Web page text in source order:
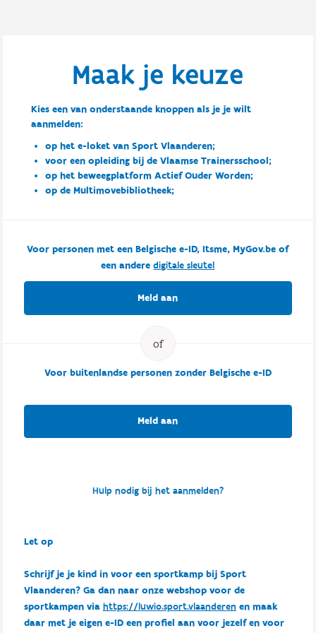
Maak je keuze
Kies een van onderstaande knoppen als je je wilt
aanmelden:
op het e-loket van Sport Vlaanderen;
voor een opleiding bij de Vlaamse Trainersschool;
op het beweegplatform Actief Ouder Worden;
op de Multimovebibliotheek;
Voor personen met een Belgische e-ID, Itsme, MyGov.be of
een anderedigitale sleutel
Meld aan
Voor buitenlandse personen zonder Belgische e-ID
Meld aan
Hulp nodig bij het aanmelden?
Let op
Schrijf je je kind in voor een sportkamp bij Sport
Vlaanderen? Ga dan naar onze webshop voor de
sportkampen via https://luwio.sport.vlaanderenen maak
daar met je eigen e-ID een profiel aan voor jezelf en voor